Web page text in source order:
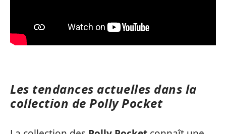
Les tendances actuelles dans la
collection de Polly Pocket